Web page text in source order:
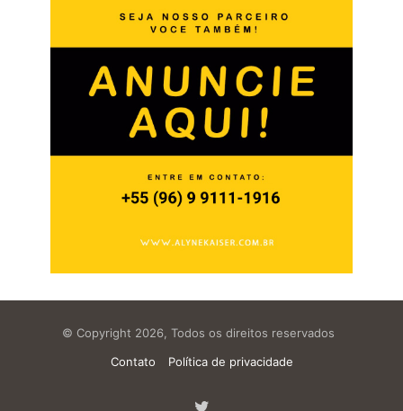
© Copyright 2026, Todos os direitos reservados
Contato
Política de privacidade
Twitter